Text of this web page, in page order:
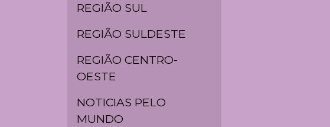
REGIÃO SUL
REGIÃO SULDESTE
REGIÃO CENTRO-
OESTE
NOTICIAS PELO
MUNDO